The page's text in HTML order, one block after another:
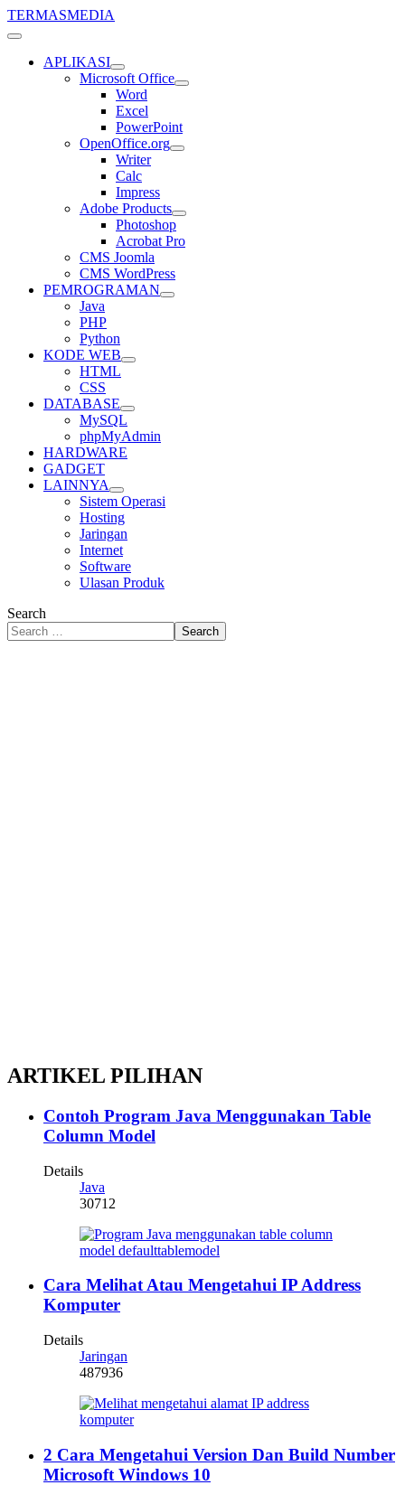
TERMASMEDIA
APLIKASI
Microsoft Office
Word
Excel
PowerPoint
OpenOffice.org
Writer
Calc
Impress
Adobe Products
Photoshop
Acrobat Pro
CMS Joomla
CMS WordPress
PEMROGRAMAN
Java
PHP
Python
KODE WEB
HTML
CSS
DATABASE
MySQL
phpMyAdmin
HARDWARE
GADGET
LAINNYA
Sistem Operasi
Hosting
Jaringan
Internet
Software
Ulasan Produk
Search
Search
ARTIKEL PILIHAN
Contoh Program Java Menggunakan Table
Column Model
Details
Java
30712
Cara Melihat Atau Mengetahui IP Address
Komputer
Details
Jaringan
487936
2 Cara Mengetahui Version Dan Build Number
Microsoft Windows 10